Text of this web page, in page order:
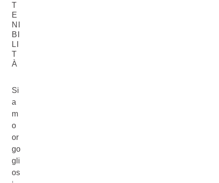
T
E
NI
BI
LI
T
À
Si
a
m
o
or
go
gli
os